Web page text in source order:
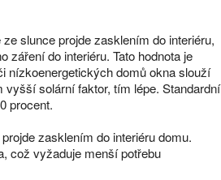
slunce projde zasklením do interiéru,
záření do interiéru. Tato hodnota je
nízkoenergetických domů okna slouží
vyšší solární faktor, tím lépe. Standardní
procent.
zasklením do interiéru domu.
což vyžaduje menší potřebu